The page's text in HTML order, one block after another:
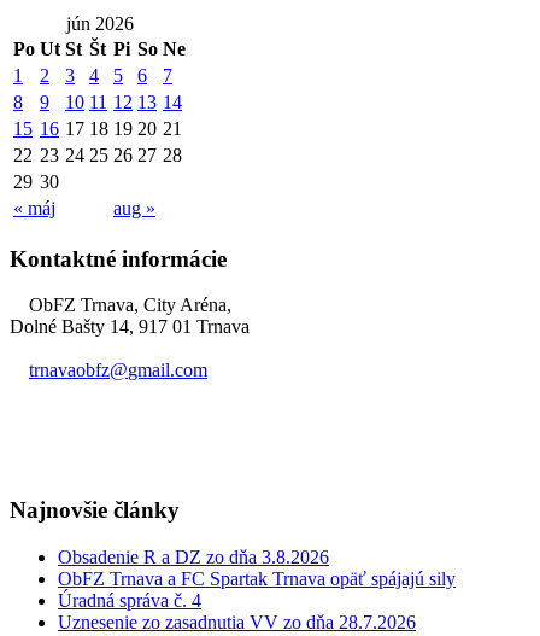
jún 2026
Po Ut St Št Pi So Ne
« máj aug »
1 2 3 4 5 6
7
8
9 10 11 12 13 14
15 16 17 18 19 20 21
22 23 24 25 26 27 28
29 30
Kontaktné informácie
ObFZ Trnava, City Aréna,
Dolné Bašty 14, 917 01 Trnava
trnavaobfz@gmail.com
Najnovšie články
Obsadenie R a DZ zo dňa 3.8.2026
ObFZ Trnava a FC Spartak Trnava opäť spájajú sily
Úradná správa č. 4
Uznesenie zo zasadnutia VV zo dňa 28.7.2026